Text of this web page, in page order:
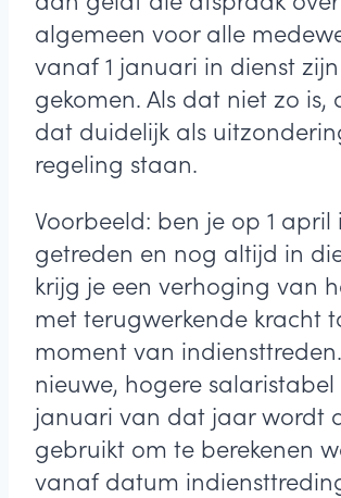
algemeen voor alle
vanaf 1 januari in dienst
gekomen. Als dat niet zo is,
dat duidelijk als
regeling staan.
Voorbeeld: ben je op 1 april
getreden en nog altijd in
krijg je een verhoging van
met terugwerkende kracht
moment van
nieuwe, hogere salaristabel
januari van dat jaar wordt
gebruikt om te berekenen
vanaf datum